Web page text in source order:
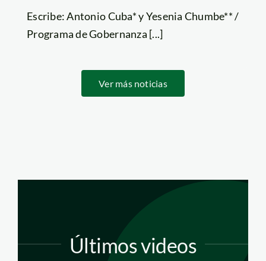
Escribe: Antonio Cuba* y Yesenia Chumbe** /
Programa de Gobernanza [...]
Ver más noticias
Últimos videos